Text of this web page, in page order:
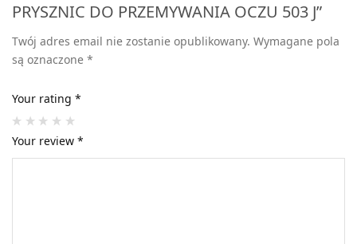
PRYSZNIC DO PRZEMYWANIA OCZU 503 J”
Twój adres email nie zostanie opublikowany. Wymagane pola
są oznaczone*
Your rating *
Your review*